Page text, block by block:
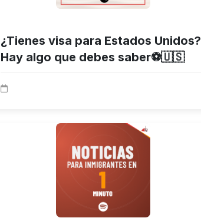
¿Tienes visa para Estados Unidos?
Hay algo que debes saber⚽🇺🇸